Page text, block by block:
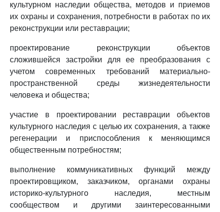
культурном наследии общества, методов и приемов
их охраны и сохранения, потребности в работах по их
реконструкции или реставрации;
проектирование реконструкции объектов
сложившейся застройки для ее преобразования с
учетом современных требований материально-
пространственной среды жизнедеятельности
человека и общества;
участие в проектировании реставрации объектов
культурного наследия с целью их сохранения, а также
регенерации и приспособления к меняющимся
общественным потребностям;
выполнение коммуникативных функций между
проектировщиком, заказчиком, органами охраны
историко-культурного наследия, местным
сообществом и другими заинтересованными